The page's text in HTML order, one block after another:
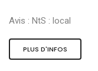
Avis : NtS : local
PLUS D'INFOS